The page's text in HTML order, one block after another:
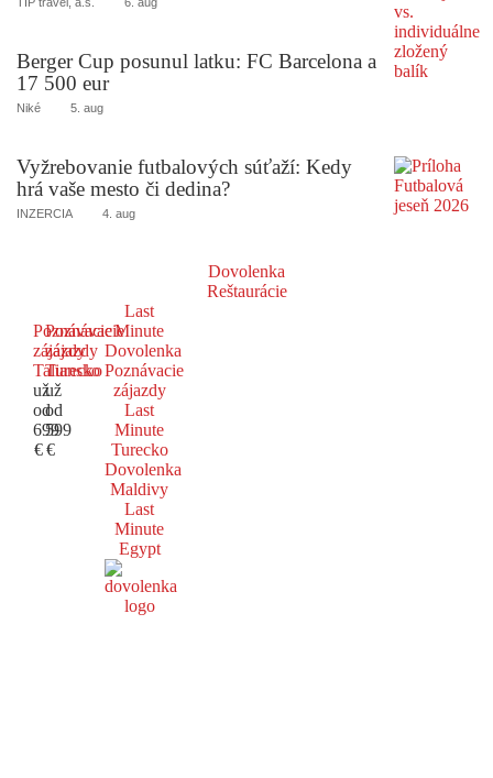
Berger Cup posunul latku: FC Barcelona a
17 500 eur
Niké 5. aug
Vyžrebovanie futbalových súťaží: Kedy
hrá vaše mesto či dedina?
INZERCIA 4. aug
Dovolenka
Reštaurácie
Poznávacie
zájazdy
Taliansko
už
od
699
€
Poznávacie
zájazdy
Turecko
už
od
599
€
Last
Minute
Dovolenka
Poznávacie
zájazdy
Last
Minute
Turecko
Dovolenka
Maldivy
Last
Minute
Egypt